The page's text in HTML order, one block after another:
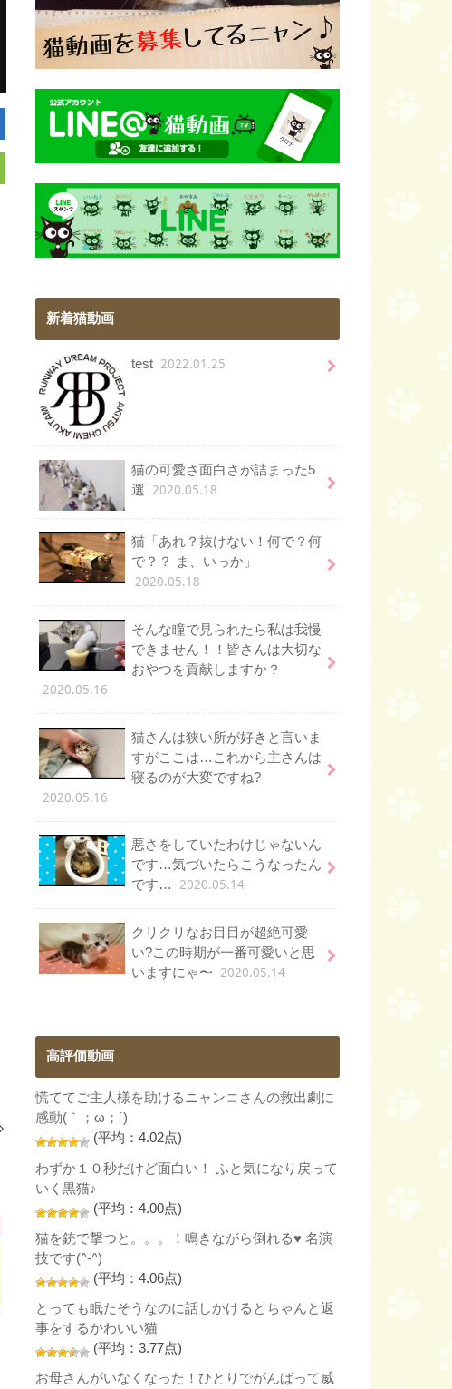
新着猫動画
test 2022.01.25
猫の可愛さ面白さが詰まった5
選 2020.05.18
猫「あれ？抜けない！何で？何
で？？ ま、いっか」
2020.05.18
そんな瞳で見られたら私は我慢
できません！！皆さんは大切な
おやつを貢献しますか？
2020.05.16
猫さんは狭い所が好きと言いま
すがここは…これから主さんは
寝るのが大変ですね?
2020.05.16
悪さをしていたわけじゃないん
です…気づいたらこうなったん
です…
2020.05.14
クリクリなお目目が超絶可愛
い?この時期が一番可愛いと思
いますにゃ〜 2020.05.14
高評価動画
慌ててご主人様を助けるニャンコさんの救出劇に
感動(｀；ω；´)
(平均：4.02点)
わずか１０秒だけど面白い！ ふと気になり戻って
いく黒猫♪
(平均：4.00点)
猫を銃で撃つと。。。！鳴きながら倒れる♥ 名演
技です(^-^)
(平均：4.06点)
とっても眠たそうなのに話しかけるとちゃんと返
事をするかわいい猫
(平均：3.77点)
お母さんがいなくなった！ひとりでがんばって威